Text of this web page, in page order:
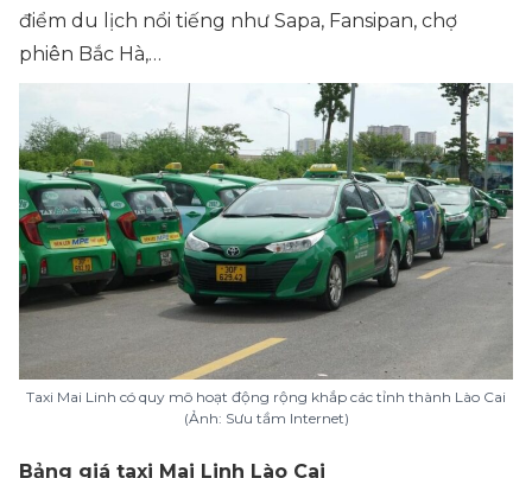
điểm du lịch nổi tiếng như Sapa, Fansipan, chợ
phiên Bắc Hà,…
Taxi Mai Linh có quy mô hoạt động rộng khắp các tỉnh thành Lào Cai
(Ảnh: Sưu tầm Internet)
Bảng giá taxi Mai Linh Lào Cai